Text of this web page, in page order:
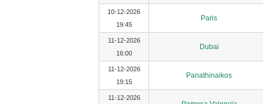
10-12-2026
19:45
Paris
11-12-2026
16:00
Dubai
11-12-2026
19:15
Panathinaikos
11-12-2026